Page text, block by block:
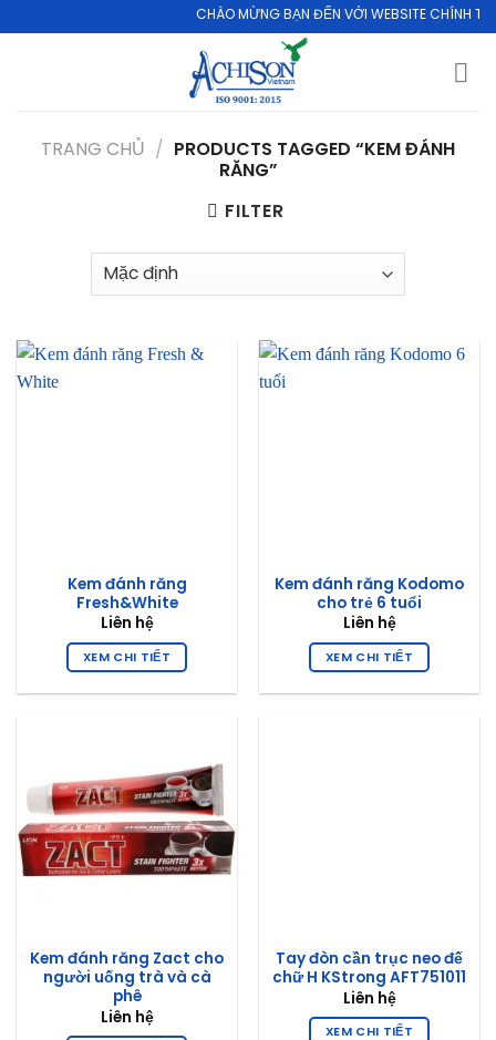
to
CHÀO MỪNG BẠN ĐẾN VỚI WEBSITE CHÍNH
TRANG CHỦ / PRODUCTS TAGGED “KEM ĐÁNH
RĂNG”
FILTER
Kem đánh răng
Fresh&White
Liên hệ
XEM CHI TIẾT
Kem đánh răng Kodomo
cho trẻ 6 tuổi
Liên hệ
XEM CHI TIẾT
Kem đánh răng Zact cho
người uống trà và cà
phê
Liên hệ
Tay đòn cần trục neo đế
chữ H KStrong AFT751011
Liên hệ
XEM CHI TIẾT